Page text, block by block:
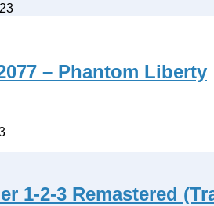
– Phantom Liberty
1-2-3 Remastered